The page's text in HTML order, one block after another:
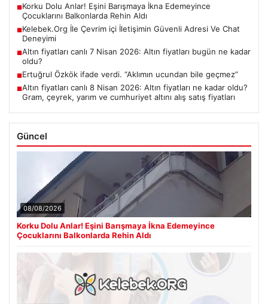
■Korku Dolu Anlar! Eşini Barışmaya İkna Edemeyince
Çocuklarını Balkonlarda Rehin Aldı
■Kelebek.Org İle Çevrim içi İletişimin Güvenli Adresi Ve Chat
Deneyimi
■Altın fiyatları canlı 7 Nisan 2026: Altın fiyatları bugün ne kadar
oldu?
■Ertuğrul Özkök ifade verdi. “Aklımın ucundan bile geçmez”
■Altın fiyatları canlı 8 Nisan 2026: Altın fiyatları ne kadar oldu?
Gram, çeyrek, yarım ve cumhuriyet altını alış satış fiyatları
Güncel
08/08/2026
Korku Dolu Anlar! Eşini Barışmaya İkna Edemeyince
Çocuklarını Balkonlarda Rehin Aldı